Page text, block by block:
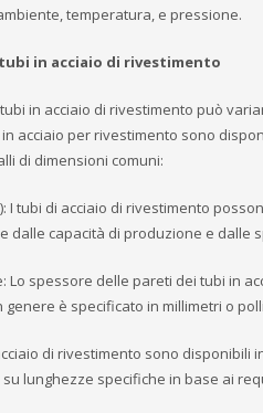
temperatura, e pressione.
in acciaio di rivestimento
in acciaio di rivestimento può
acciaio per rivestimento sono
di dimensioni comuni:
I tubi di acciaio di rivestimento
dalle capacità di produzione e dalle
Lo spessore delle pareti dei tubi in
genere è specificato in millimetri o
di rivestimento sono
lunghezze specifiche in base ai